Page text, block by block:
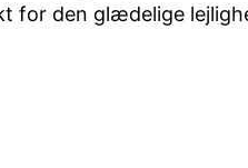
for den glædelige